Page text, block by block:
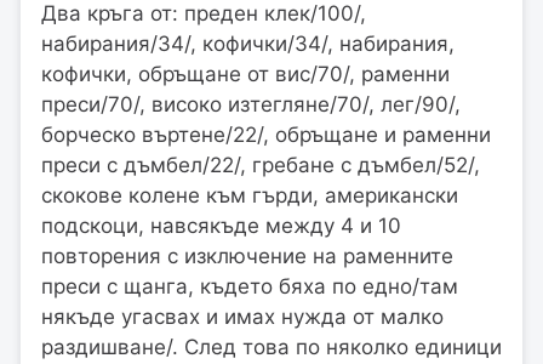
Два кръга от: преден клек/100/,
набирания/34/, кофички/34/, набирания,
кофички, обръщане от вис/70/, раменни
преси/70/, високо изтегляне/70/, лег/90/,
борческо въртене/22/, обръщане и раменни
преси с дъмбел/22/, гребане с дъмбел/52/,
скокове колене към гърди, американски
подскоци, навсякъде между 4 и 10
повторения с изключение на раменните
преси с щанга, където бяха по едно/там
някъде угасвах и имах нужда от малко
раздишване/. След това по няколко единици